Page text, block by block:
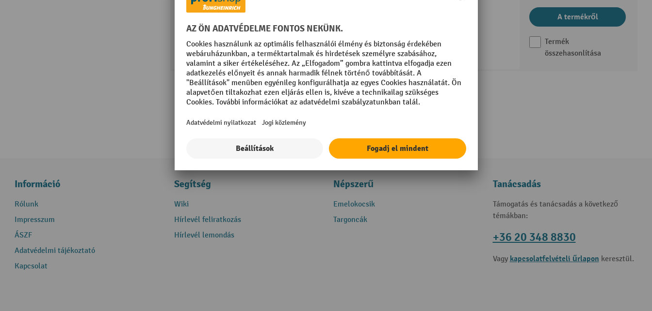
A termékről
Termék
összehasonlítása
Információ
Rólunk
Impresszum
ÁSZF
Adatvédelmi tájékoztató
Kapcsolat
Segítség
Wiki
Hírlevél feliratkozás
Hírlevél lemondás
Népszerű
Emelokocsik
Targoncák
Tanácsadás
Támogatás és tanácsadás a következő
témákban:
+36 20 348 8830
Vagy kapcsolatfelvételi űrlapon keresztül.